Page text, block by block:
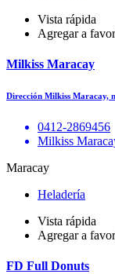
Vista rápida
Agregar a
Milkiss Maracay
Dirección Milkiss Maracay,
0412-2869456
Milkiss
Maracay
Heladería
Vista rápida
Agregar a
FD Full Donuts